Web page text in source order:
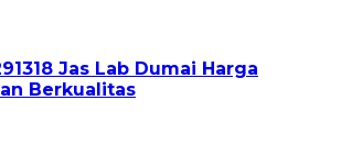
Jas Lab Dumai Harga
Berkualitas